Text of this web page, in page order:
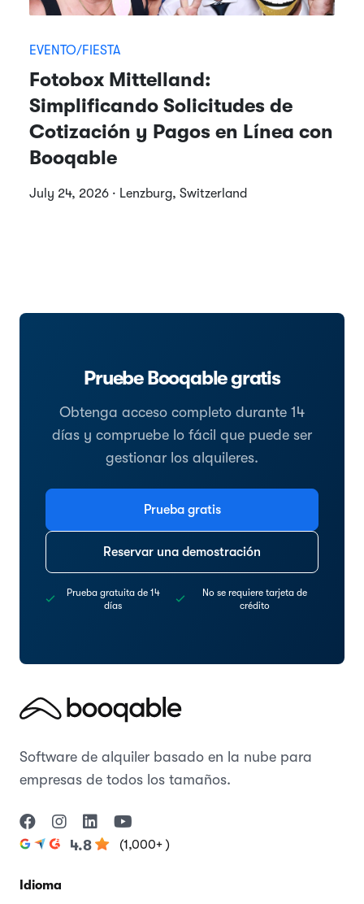
EVENTO/FIESTA
Fotobox Mittelland:
Simplificando Solicitudes de
Cotización y Pagos en Línea con
Booqable
July 24, 2026 · Lenzburg, Switzerland
Pruebe Booqable gratis
Obtenga acceso completo durante 14
días y compruebe lo fácil que puede ser
gestionar los alquileres.
Prueba gratis
Reservar una demostración
Prueba gratuita de 14
días
No se requiere tarjeta de
crédito
Software de alquiler basado en la nube para
empresas de todos los tamaños.
4.8 (1,000+ )
Idioma